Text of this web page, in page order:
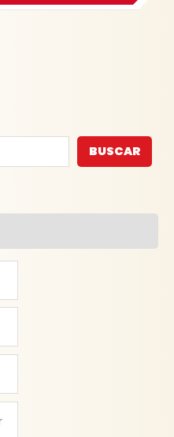
BUSCAR